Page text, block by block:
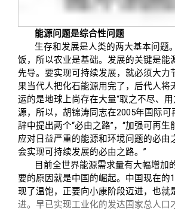
制度法规
联系我们
能源问题是综合性问题
生存和发展是人类的两大基本问题
饭，所以农业是基础。发展的关键是能
先导。要实现可持续发展，就必须大力
果当代人把化石能源用完了，后代人将
运的是地球上尚存在大量“取之不尽、
源，所以，胡锦涛同志在2005年国际可
辞中提出两个“必由之路”，“加强可再生
应对日益严重的能源和环境问题的必由
会实现可持续发展的必由之路。”
目前全世界能源需求量有大幅增加
要的原因就是中国的崛起。中国现在的
现了温饱，正要向小康阶段迈进，也就
进。早已实现工业化的发达国家总人口